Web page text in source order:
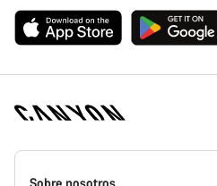
Canyon
Homepage